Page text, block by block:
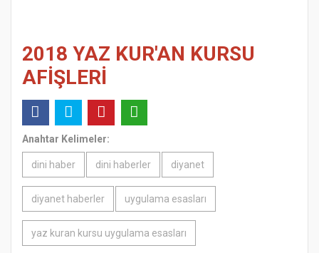
2018 YAZ KUR'AN KURSU
AFİŞLERİ
Anahtar Kelimeler:
dini haber dini haberler diyanet
diyanet haberler uygulama esasları
yaz kuran kursu uygulama esasları